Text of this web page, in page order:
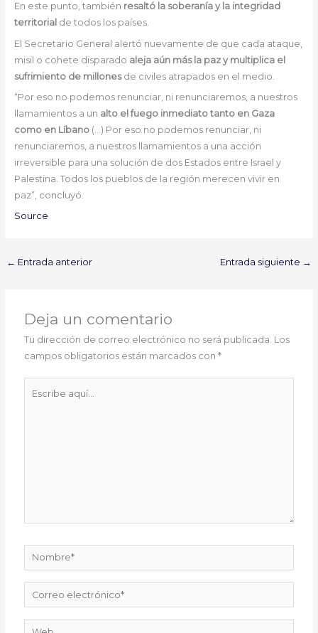
En este punto, también resaltó la soberanía y la integridad
territorial de todos los países.
El Secretario General alertó nuevamente de que cada ataque,
misil o cohete disparado aleja aún más la paz y multiplica el
sufrimiento de millonesde civiles atrapados en el medio.
“Por eso no podemos renunciar, ni renunciaremos, a nuestros
llamamientos a un alto el fuego inmediato tanto en Gaza
como en Líbano(…) Por eso no podemos renunciar, ni
renunciaremos, a nuestros llamamientos a una acción
irreversible para una solución de dos Estados entre Israel y
Palestina. Todos los pueblos de la región merecen vivir en
paz”, concluyó.
Source
← Entrada anterior Entrada siguiente →
Deja un comentario
Tu dirección de correo electrónico no será publicada. Los
campos obligatorios están marcados con*
Nombre*
Correo
electrónico*
Web